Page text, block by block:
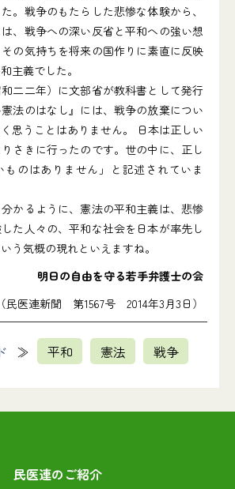
。戦争のもたらした悲惨な体験から、
、戦争への深い反省と平和への強い想
の気持ちを将来の国作りに素直に反映
主義でした。
二二年）に文部省が教科書として発行
法のはなし』には、戦争の放棄につい
思うことはありません。 日本は正しい
さきに行ったのです。世の中に、正し
ものはありません」と記述されていま
かるように、憲法の平和主義は、悲惨
た人々の、平和な社会を日本が率先し
う気概の現れといえますね。
明日の自由を守る若手弁護士の会
（民医連新聞 第1567号 2014年3月3日）
平和 憲法 戦争
民医連のご紹介